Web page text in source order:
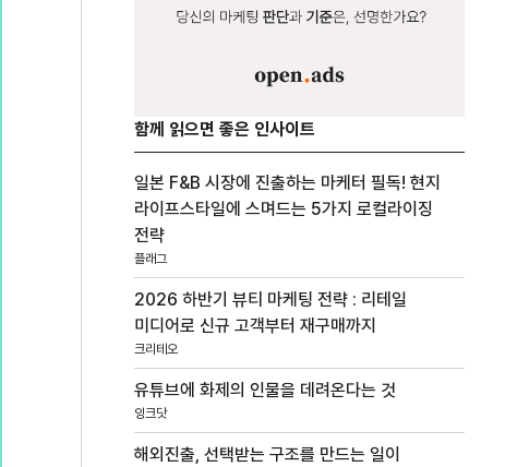
함께 읽으면 좋은 인사이트
일본 F&B 시장에 진출하는 마케터 필독! 현지
라이프스타일에 스며드는 5가지 로컬라이징
전략
플래그
2026 하반기 뷰티 마케팅 전략 : 리테일
미디어로 신규 고객부터 재구매까지
크리테오
유튜브에 화제의 인물을 데려온다는 것
잉크닷
해외진출, 선택받는 구조를 만드는 일이